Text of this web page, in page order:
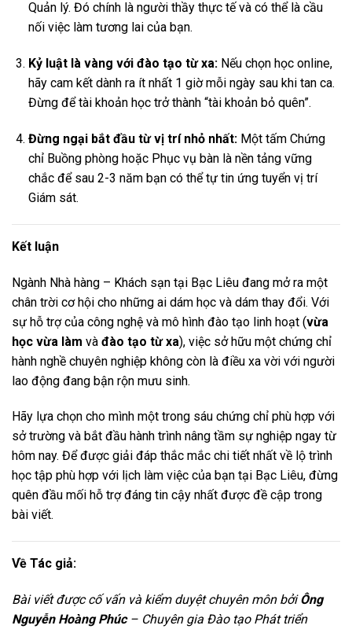
Quản lý. Đó chính là người thầy thực tế và có thể là cầu
nối việc làm tương lai của bạn.
Kỷ luật là vàng với đào tạo từ xa:Nếu chọn học online,
hãy cam kết dành ra ít nhất 1 giờ mỗi ngày sau khi tan ca.
Đừng để tài khoản học trở thành “tài khoản bỏ quên”.
Đừng ngại bắt đầu từ vị trí nhỏ nhất:Một tấm Chứng
chỉ Buồng phòng hoặc Phục vụ bàn là nền tảng vững
chắc để sau 2-3 năm bạn có thể tự tin ứng tuyển vị trí
Giám sát.
Kết luận
Ngành Nhà hàng – Khách sạn tại Bạc Liêu đang mở ra một
chân trời cơ hội cho những ai dám học và dám thay đổi. Với
sự hỗ trợ của công nghệ và mô hình đào tạo linh hoạt (vừa
học vừa làm và đào tạo từ xa), việc sở hữu một chứng chỉ
hành nghề chuyên nghiệp không còn là điều xa vời với người
lao động đang bận rộn mưu sinh.
Hãy lựa chọn cho mình một trong sáu chứng chỉ phù hợp với
sở trường và bắt đầu hành trình nâng tầm sự nghiệp ngay từ
hôm nay. Để được giải đáp thắc mắc chi tiết nhất về lộ trình
học tập phù hợp với lịch làm việc của bạn tại Bạc Liêu, đừng
quên đầu mối hỗ trợ đáng tin cậy nhất được đề cập trong
bài viết.
Về Tác giả:
Bài viết được cố vấn và kiểm duyệt chuyên môn bởiÔng
Nguyễn Hoàng Phúc– Chuyên gia Đào tạo Phát triển